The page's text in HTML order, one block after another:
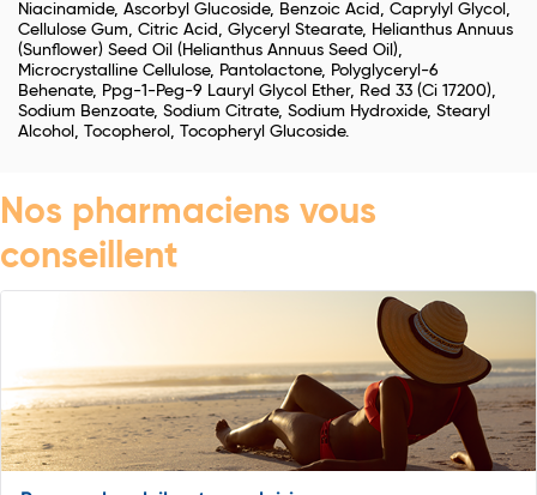
Niacinamide, Ascorbyl Glucoside, Benzoic Acid, Caprylyl Glycol,
Cellulose Gum, Citric Acid, Glyceryl Stearate, Helianthus Annuus
(Sunflower) Seed Oil (Helianthus Annuus Seed Oil),
Microcrystalline Cellulose, Pantolactone, Polyglyceryl-6
Behenate, Ppg-1-Peg-9 Lauryl Glycol Ether, Red 33 (Ci 17200),
Sodium Benzoate, Sodium Citrate, Sodium Hydroxide, Stearyl
Alcohol, Tocopherol, Tocopheryl Glucoside.
Nos pharmaciens vous
conseillent